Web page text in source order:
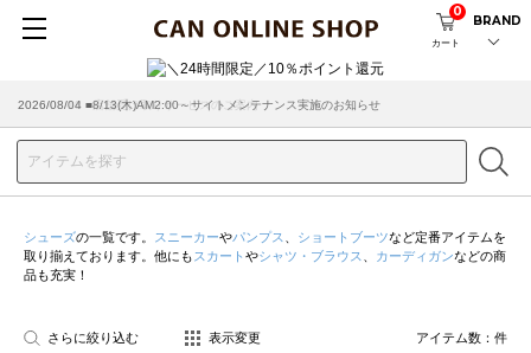
カート
0
BRAND
2026/08/04 ■8/13(木)AM2:00～サイトメンテナンス実施のお知らせ
2026/03/18 ■店舗受け取りサービスのご案内
シューズの一覧です。 スニーカーやパンプス ショートブーツなど定番アイテムを
取り揃えております。他にも スカート やシャツ・ブラウス カーディガンなどの商
品も充実！
さらに絞り込む 表示変更 アイテム数： 件